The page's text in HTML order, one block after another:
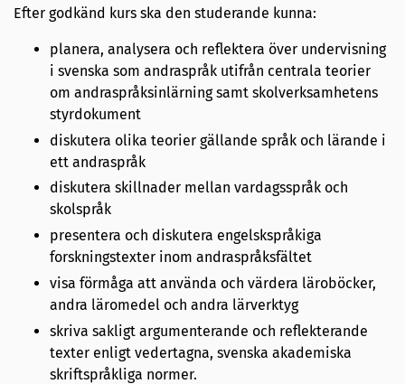
Efter godkänd kurs ska den studerande kunna:
planera, analysera och reflektera över undervisning
i svenska som andraspråk utifrån centrala teorier
om andraspråksinlärning samt skolverksamhetens
styrdokument
diskutera olika teorier gällande språk och lärande i
ett andraspråk
diskutera skillnader mellan vardagsspråk och
skolspråk
presentera och diskutera engelskspråkiga
forskningstexter inom andraspråksfältet
visa förmåga att använda och värdera läroböcker,
andra läromedel och andra lärverktyg
skriva sakligt argumenterande och reflekterande
texter enligt vedertagna, svenska akademiska
skriftspråkliga normer.